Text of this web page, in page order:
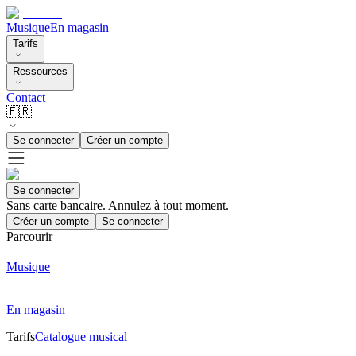
MusiqueEn magasin
Tarifs
Ressources
Contact
🇫🇷
Se connecter Créer un compte
Se connecter
Sans carte bancaire. Annulez à tout moment.
Créer un compte Se connecter
Parcourir
Musique
En magasin
TarifsCatalogue musical